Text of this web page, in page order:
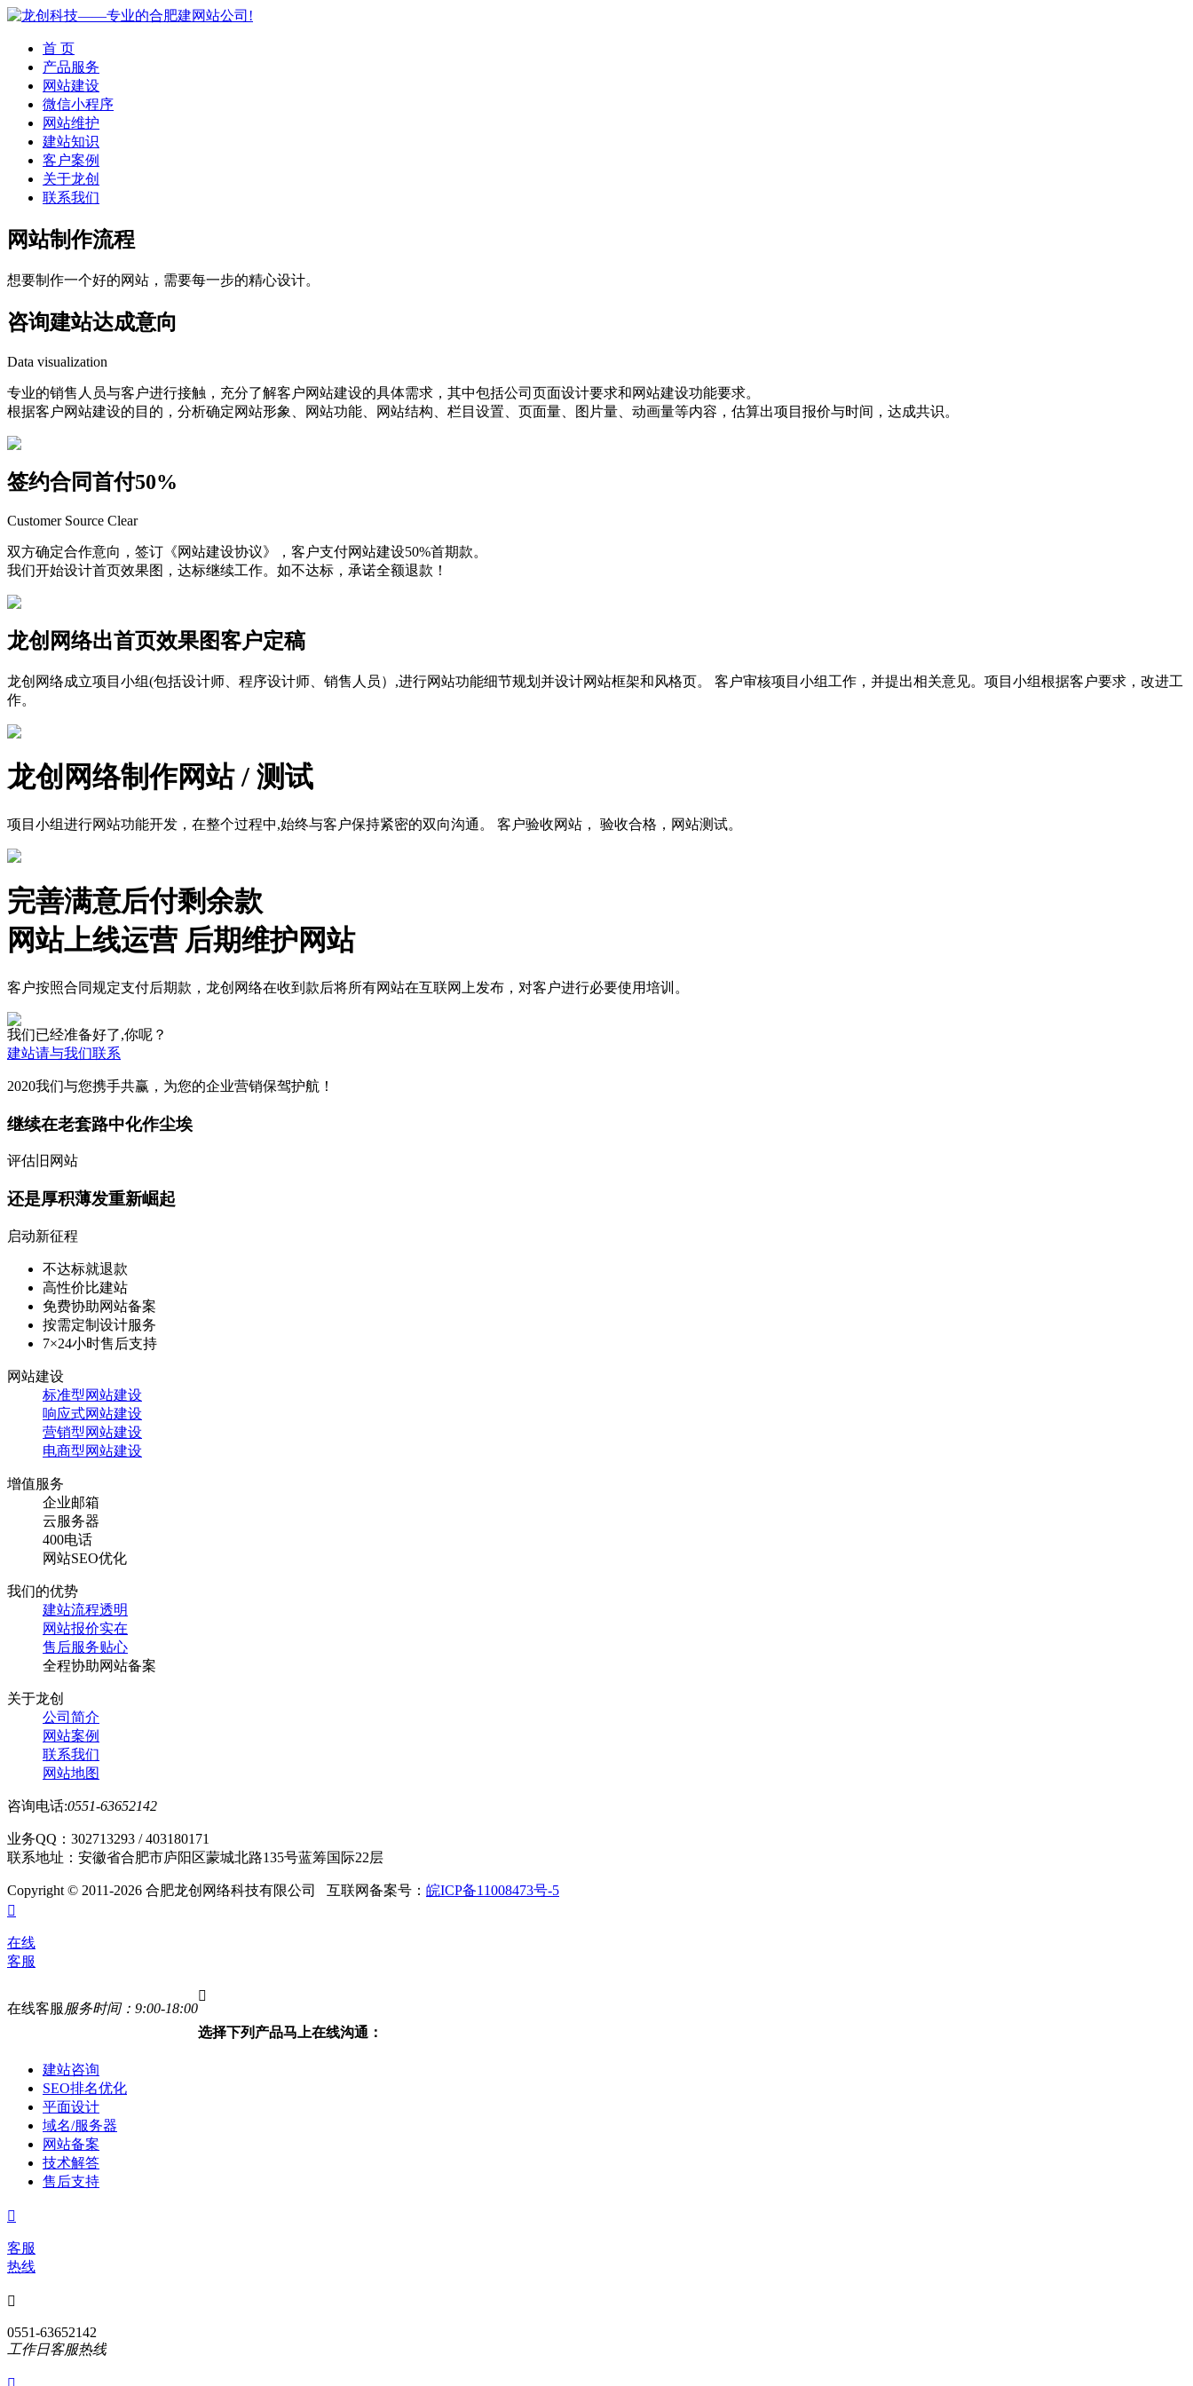
首 页
产品服务
网站建设
微信小程序
网站维护
建站知识
客户案例
关于龙创
联系我们
网站制作流程
想要制作一个好的网站，需要每一步的精心设计。
咨询建站达成意向
Data visualization
专业的销售人员与客户进行接触，充分了解客户网站建设的具体需求，其中包括公司页面设计要求和网站建设功能要求。
根据客户网站建设的目的，分析确定网站形象、网站功能、网站结构、栏目设置、页面量、图片量、动画量等内容，估算出项目报价与时间，达成共识。
签约合同首付50%
Customer Source Clear
双方确定合作意向，签订《网站建设协议》，客户支付网站建设50%首期款。
我们开始设计首页效果图，达标继续工作。如不达标，承诺全额退款！
龙创网络出首页效果图客户定稿
龙创网络成立项目小组(包括设计师、程序设计师、销售人员）,进行网站功能细节规划并设计网站框架和风格页。 客户审核项目小组工作，并提出相关意见。项目小组根据客户要求，改进工
作。
龙创网络制作网站 / 测试
项目小组进行网站功能开发，在整个过程中,始终与客户保持紧密的双向沟通。 客户验收网站， 验收合格，网站测试。
完善满意后付剩余款
网站上线运营 后期维护网站
客户按照合同规定支付后期款，龙创网络在收到款后将所有网站在互联网上发布，对客户进行必要使用培训。
我们已经准备好了,你呢？
建站请与我们联系
2020我们与您携手共赢，为您的企业营销保驾护航！
继续在老套路中化作尘埃
评估旧网站
还是厚积薄发重新崛起
启动新征程
不达标就退款
高性价比建站
免费协助网站备案
按需定制设计服务
7×24小时售后支持
网站建设
标准型网站建设
响应式网站建设
营销型网站建设
电商型网站建设
增值服务
企业邮箱
云服务器
400电话
网站SEO优化
我们的优势
建站流程透明
网站报价实在
售后服务贴心
全程协助网站备案
关于龙创
公司简介
网站案例
联系我们
网站地图
咨询电话:0551-63652142
业务QQ：302713293 / 403180171
联系地址：安徽省合肥市庐阳区蒙城北路135号蓝筹国际22层
Copyright © 2011-2026 合肥龙创网络科技有限公司 互联网备案号： 皖ICP备11008473号-5

在线
客服

在线客服 服务时间：9:00-18:00
选择下列产品马上在线沟通：
建站咨询
SEO排名优化
平面设计
域名/服务器
网站备案
技术解答
售后支持

客服
热线

0551-63652142
工作日客服热线